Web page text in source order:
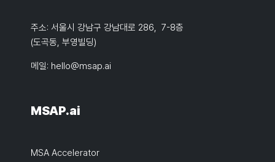
주소: 서울시 강남구 강남대로 286, 7-8층
(도곡동, 부영빌딩)
메일: hello@msap.ai
MSAP.ai
MSA Accelerator